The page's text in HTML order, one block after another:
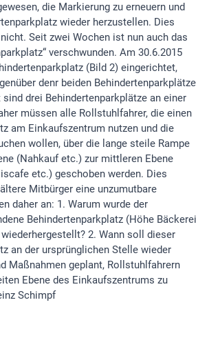
die Markierung zu erneuern und
wieder herzustellen. Dies
Seit zwei Wochen ist nun auch das
verschwunden. Am 30.6.2015
(Bild 2) eingerichtet,
denr beiden Behindertenparkplätze
drei Behindertenparkplätze an einer
müssen alle Rollstuhlfahrer, die einen
am Einkaufszentrum nutzen und die
wollen, über die lange steile Rampe
(Nahkauf etc.) zur mittleren Ebene
etc.) geschoben werden. Dies
Mitbürger eine unzumutbare
daher an: 1. Warum wurde der
Behindertenparkplatz (Höhe Bäckerei
2. Wann soll dieser
an der ursprünglichen Stelle wieder
Maßnahmen geplant, Rollstuhlfahrern
Ebene des Einkaufszentrums zu
Schimpf